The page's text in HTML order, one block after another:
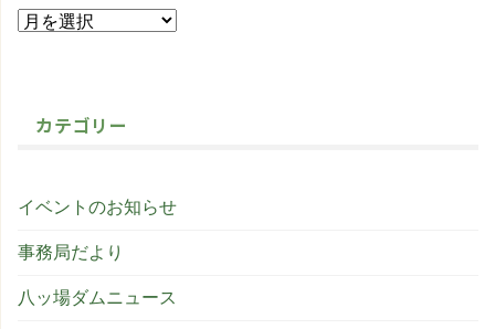
カテゴリー
イベントのお知らせ
事務局だより
八ッ場ダムニュース